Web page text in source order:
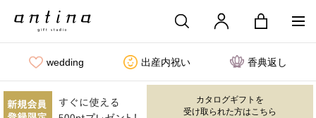
wedding 出産内祝い 香典返し
カタログギフトを
受け取られた方はこちら